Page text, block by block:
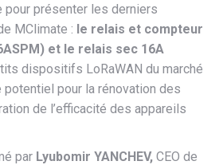
pour présenter les derniers
MClimate : le relais et compteur
et le relais sec 16A
dispositifs LoRaWAN du marché
pour la rénovation des
de l’efficacité des appareils
par Lyubomir YANCHEV, CEO de